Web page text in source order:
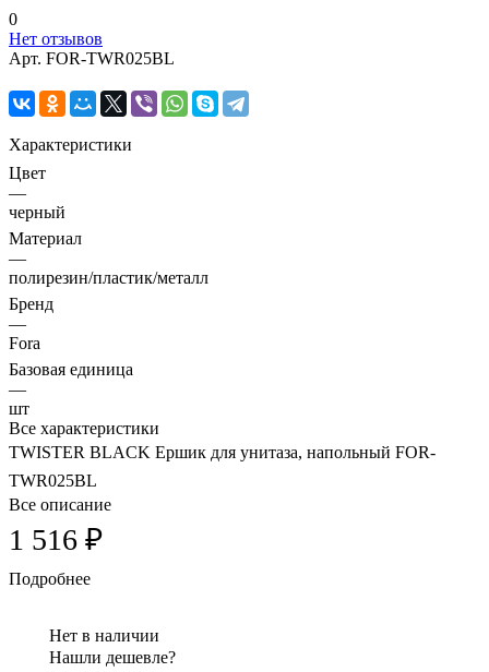
0
Нет отзывов
Арт. FOR-TWR025BL
Характеристики
Цвет
—
черный
Материал
—
полирезин/пластик/металл
Бренд
—
Fora
Базовая единица
—
шт
Все характеристики
TWISTER BLACK Ершик для унитаза, напольный FOR-
TWR025BL
Все описание
1 516 ₽
Подробнее
Нет в наличии
Нашли дешевле?